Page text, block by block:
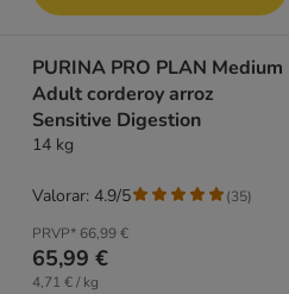
PURINA PRO PLAN Medium
Adult corderoy arroz
Sensitive Digestion
14 kg
PRVP* 66,99 €
65,99 €
4,71 € / kg
Valorar: 4.9/5 (35)